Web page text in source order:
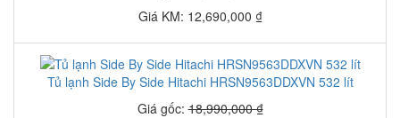
Giá KM: 12,690,000 ₫
Tủ lạnh Side By Side Hitachi HRSN9563DDXVN 532 lít
Giá gốc:18,990,000 ₫